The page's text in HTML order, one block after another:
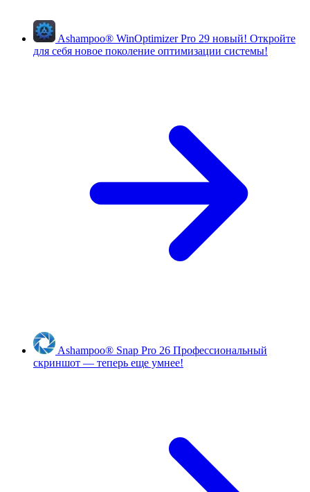
Ashampoo® WinOptimizer Pro 29 новый! Откройте
для себя новое поколение оптимизации системы!
Ashampoo® Snap Pro 26 Профессиональный
скриншот — теперь еще умнее!